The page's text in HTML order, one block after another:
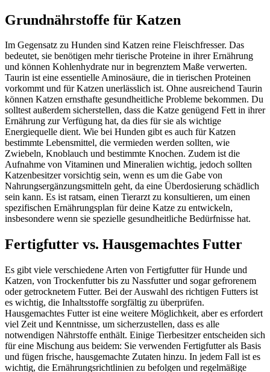
Grundnährstoffe für Katzen
Im Gegensatz zu Hunden sind Katzen reine Fleischfresser. Das
bedeutet, sie benötigen mehr tierische Proteine in ihrer Ernährung
und können Kohlenhydrate nur in begrenztem Maße verwerten.
Taurin ist eine essentielle Aminosäure, die in tierischen Proteinen
vorkommt und für Katzen unerlässlich ist. Ohne ausreichend Taurin
können Katzen ernsthafte gesundheitliche Probleme bekommen. Du
solltest außerdem sicherstellen, dass die Katze genügend Fett in ihrer
Ernährung zur Verfügung hat, da dies für sie als wichtige
Energiequelle dient. Wie bei Hunden gibt es auch für Katzen
bestimmte Lebensmittel, die vermieden werden sollten, wie
Zwiebeln, Knoblauch und bestimmte Knochen. Zudem ist die
Aufnahme von Vitaminen und Mineralien wichtig, jedoch sollten
Katzenbesitzer vorsichtig sein, wenn es um die Gabe von
Nahrungsergänzungsmitteln geht, da eine Überdosierung schädlich
sein kann. Es ist ratsam, einen Tierarzt zu konsultieren, um einen
spezifischen Ernährungsplan für deine Katze zu entwickeln,
insbesondere wenn sie spezielle gesundheitliche Bedürfnisse hat.
Fertigfutter vs. Hausgemachtes Futter
Es gibt viele verschiedene Arten von Fertigfutter für Hunde und
Katzen, von Trockenfutter bis zu Nassfutter und sogar gefrorenem
oder getrocknetem Futter. Bei der Auswahl des richtigen Futters ist
es wichtig, die Inhaltsstoffe sorgfältig zu überprüfen.
Hausgemachtes Futter ist eine weitere Möglichkeit, aber es erfordert
viel Zeit und Kenntnisse, um sicherzustellen, dass es alle
notwendigen Nährstoffe enthält. Einige Tierbesitzer entscheiden sich
für eine Mischung aus beidem: Sie verwenden Fertigfutter als Basis
und fügen frische, hausgemachte Zutaten hinzu. In jedem Fall ist es
wichtig, die Ernährungsrichtlinien zu befolgen und regelmäßige